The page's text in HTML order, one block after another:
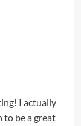
I actually
to be a great